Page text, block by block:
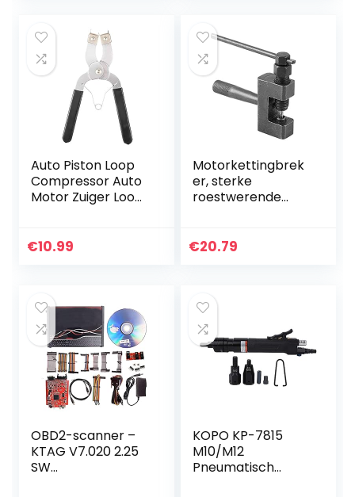
Auto Piston Loop
Compressor Auto
Motor Zuiger Loop
Verwijder
€10.99
Motorkettingbrek
er, sterke
roestwerende
r met hoge
€20.79
OBD2-scanner –
KTAG V7.020 2.25
SW
KOPO KP-7815
M10/M12
Pneumatisch